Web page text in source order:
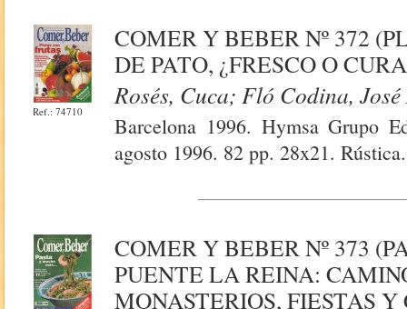
Ref.: 74710
COMER Y BEBER Nº 372
DE PATO, ¿FRESCO O
Rosés, Cuca; Fló Codina,
Barcelona 1996. Hymsa Grupo
agosto 1996. 82 pp. 28x21.
COMER Y BEBER Nº 373
PUENTE LA REINA:
MONASTERIOS, FIESTAS